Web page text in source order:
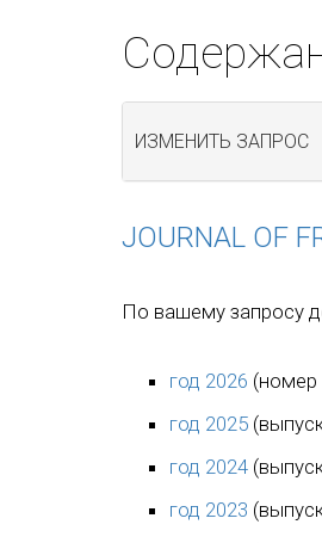
ИЗМЕНИТЬ ЗАПРОС
JOURNAL OF
По вашему запросу
год 2026 (номер
год 2025
год 2024
год 2023